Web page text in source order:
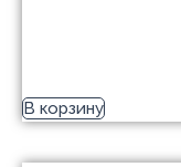
В корзину